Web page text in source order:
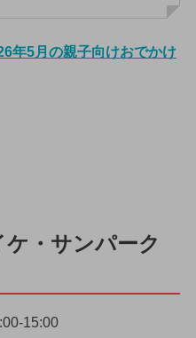
年5月の親子向けおでかけ
ケ・サンパーク
15:00